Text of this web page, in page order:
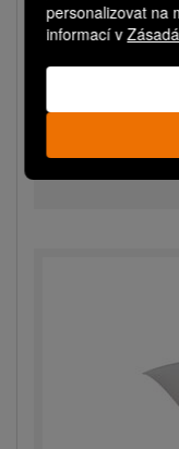
personalizovat na
informací v
TW
Sanační